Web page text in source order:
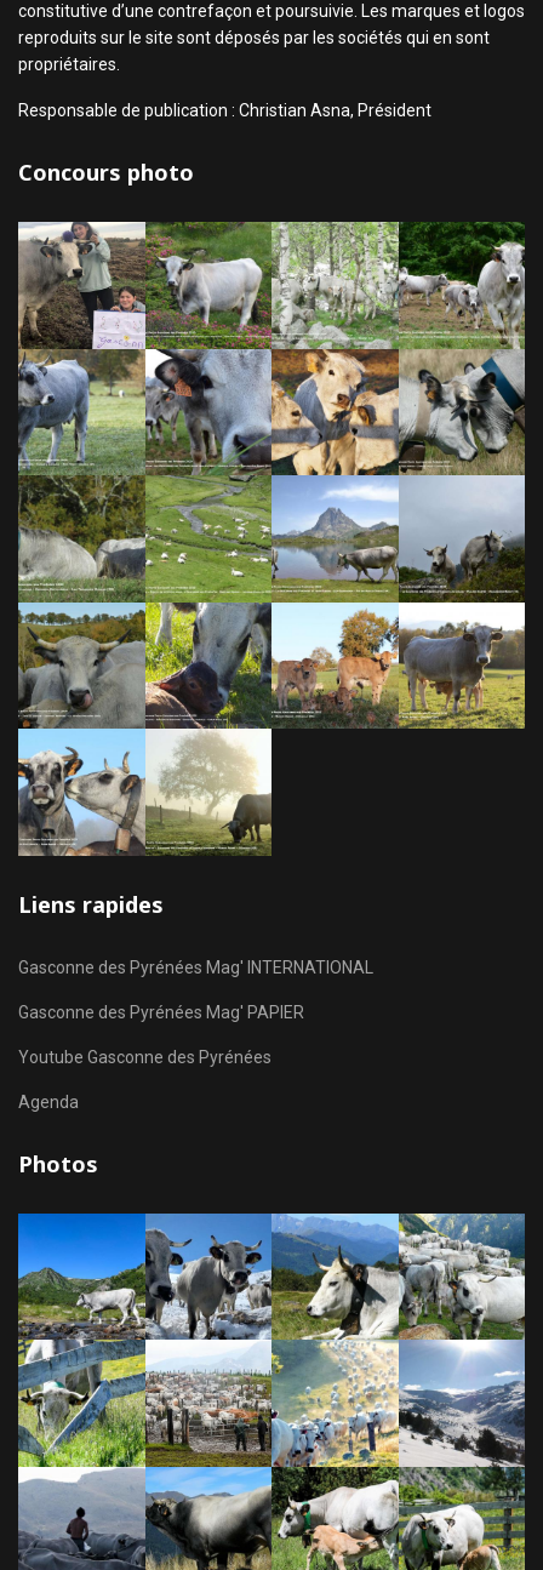
constitutive d’une contrefaçon et poursuivie. Les marques et logos
reproduits sur le site sont déposés par les sociétés qui en sont
propriétaires.
Responsable de publication : Christian Asna, Président
Concours photo
Liens rapides
Gasconne des Pyrénées Mag' INTERNATIONAL
Gasconne des Pyrénées Mag' PAPIER
Youtube Gasconne des Pyrénées
Agenda
Photos